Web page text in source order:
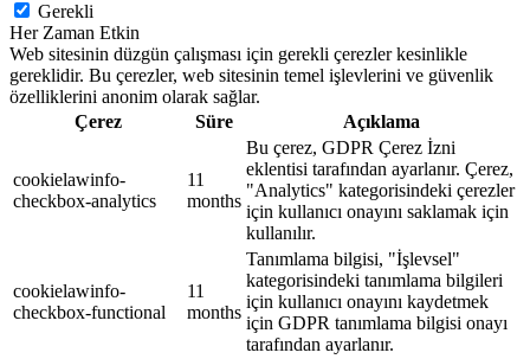
Gerekli
Her Zaman Etkin
Web sitesinin düzgün çalışması için gerekli çerezler kesinlikle
gereklidir. Bu çerezler, web sitesinin temel işlevlerini ve güvenlik
özelliklerini anonim olarak sağlar.
Çerez
Süre Açıklama
cookielawinfo-
checkbox-analytics
11
months
Bu çerez, GDPR Çerez İzni
eklentisi tarafından ayarlanır. Çerez,
"Analytics" kategorisindeki çerezler
için kullanıcı onayını saklamak için
kullanılır.
cookielawinfo-
checkbox-functional
11
months
Tanımlama bilgisi, "İşlevsel"
kategorisindeki tanımlama bilgileri
için kullanıcı onayını kaydetmek
için GDPR tanımlama bilgisi onayı
tarafından ayarlanır.